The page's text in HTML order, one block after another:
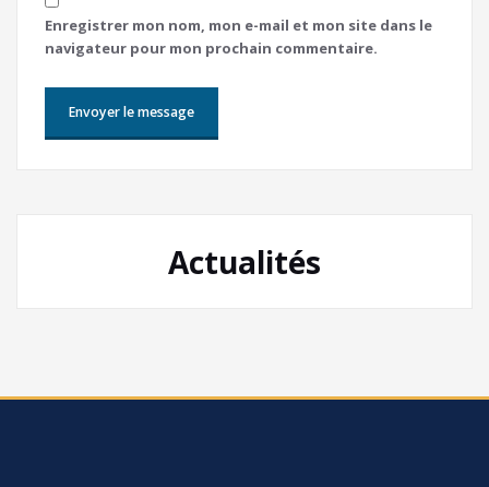
Enregistrer mon nom, mon e-mail et mon site dans le
navigateur pour mon prochain commentaire.
Actualités